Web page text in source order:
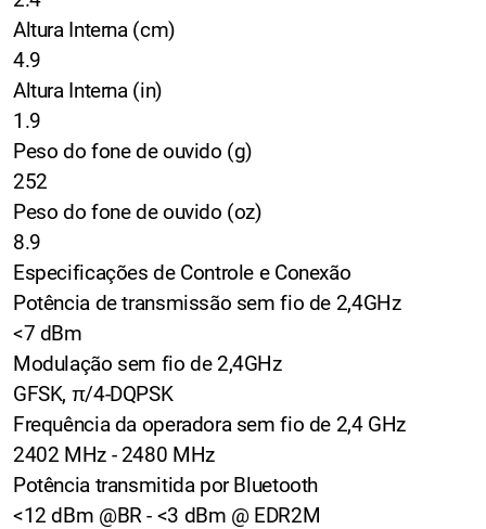
Altura Interna (cm)
4.9
Altura Interna (in)
1.9
Peso do fone de ouvido (g)
252
Peso do fone de ouvido (oz)
8.9
Especificações de Controle e Conexão
Potência de transmissão sem fio de 2,4GHz
<7 dBm
Modulação sem fio de 2,4GHz
GFSK, π/4-DQPSK
Frequência da operadora sem fio de 2,4 GHz
2402 MHz - 2480 MHz
Potência transmitida por Bluetooth
<12 dBm @BR - <3 dBm @ EDR2M